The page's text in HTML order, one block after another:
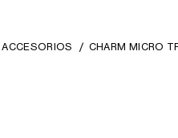
ACCESORIOS CHARM MICRO